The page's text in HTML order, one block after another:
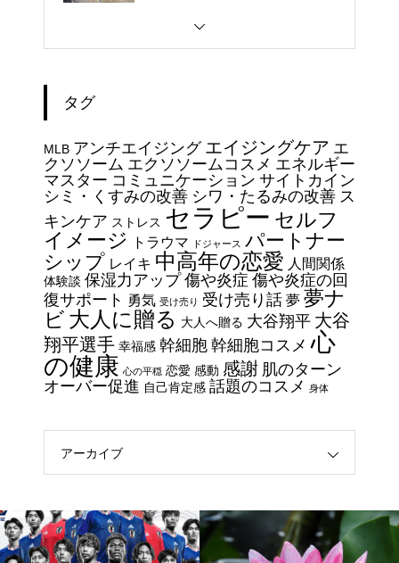
に疲れたときの対処法５選
｜ 心がラクになる考え方
エイジングケアで最近気になっ
ているスキンケア製品・・・幹
細胞コスメ vs エクソソーム
コスメ②
エイジングケアで最近気になっ
ているスキンケア製品・・・幹
細胞コスメ vs エクソソーム
コスメ ①
エイジングケアで最近気になっ
ているスキンケア製品・・・幹
細胞コスメ ③
タグ
MLB アンチエイジング エイジングケア エ
クソソーム エクソソームコスメ エネルギー
マスター コミュニケーション サイトカイン
シミ・くすみの改善 シワ・たるみの改善 ス
キンケア ストレス セラピー セルフ
イメージ
トラウマ ドジャース パートナー
シップ レイキ 中高年の恋愛 人間関係
体験談 保湿力アップ傷や炎症 傷や炎症の回
復サポート 勇気 受け売り 受け売り話 夢 夢ナ
ビ 大人に贈る 大人へ贈る 大谷翔平 大谷
翔平選手 幸福感 幹細胞幹細胞コスメ 心
の健康 心の平穏 恋愛 感動 感謝 肌のターン
オーバー促進 自己肯定感 話題のコスメ 身体
アーカイブ